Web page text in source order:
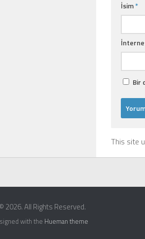
İsim*
Bir
This site
2026. All Rights Reserved.
with the Hueman theme